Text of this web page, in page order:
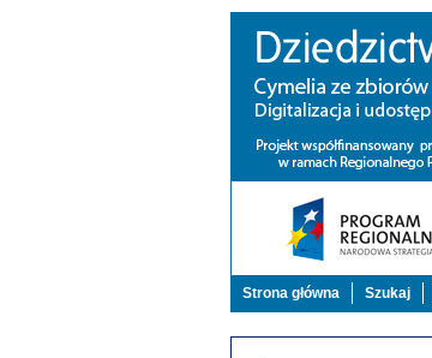
Strona główna Szukaj